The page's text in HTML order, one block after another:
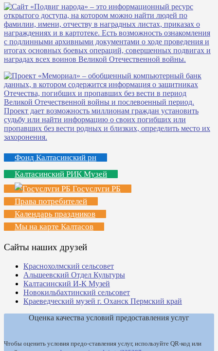
Фонд Калтасинский рн
Калтасинский РИК Музей
Госуслуги РБ
Права потребителей
Календарь праздников
Мы на карте Калтасов
Сайты наших друзей
Краснохолмский сельсовет
Альшеевский Отдел Культуры
Калтасинский И-К Музей
Новокильбахтинский сельсовет
Краеведческий музей г. Оханск Пермский край
Оценка качества условий предоставления услуг
Чтобы оценить условия предо-ставления услуг, используйте QR-код или